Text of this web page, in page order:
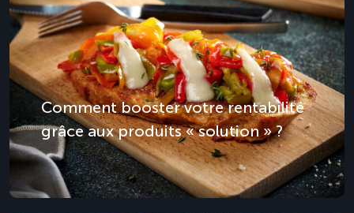
Comment booster votre rentabilité
grâce aux produits « solution » ?